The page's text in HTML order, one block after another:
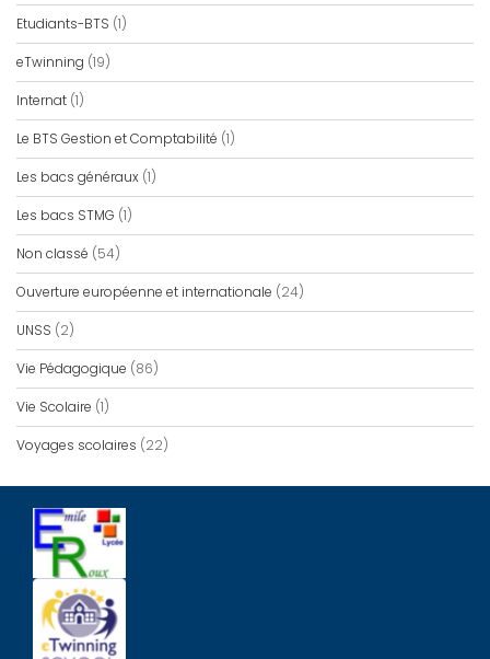
Etudiants-BTS (1)
eTwinning (19)
Internat (1)
Le BTS Gestion et Comptabilité (1)
Les bacs généraux (1)
Les bacs STMG (1)
Non classé (54)
Ouverture européenne et internationale (24)
UNSS (2)
Vie Pédagogique (86)
Vie Scolaire (1)
Voyages scolaires (22)